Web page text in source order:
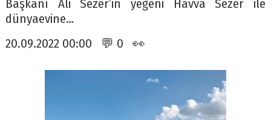
Başkanı Ali Sezer’in yeğeni Havva Sezer ile
dünyaevine…
20.09.2022 00:00 💬 0 👀